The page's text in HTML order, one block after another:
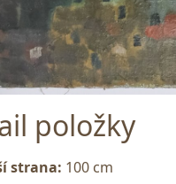
položky
strana: 100 cm